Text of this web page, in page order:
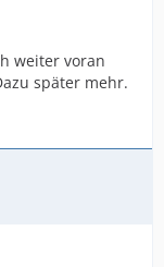
weiter voran
später mehr.